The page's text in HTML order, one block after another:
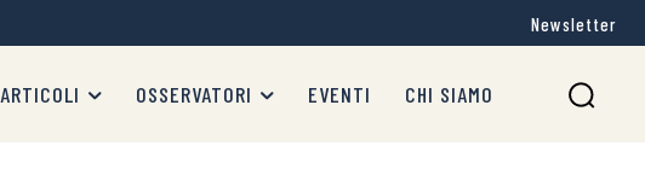
Newsletter
ARTICOLI OSSERVATORI EVENTI CHI SIAMO